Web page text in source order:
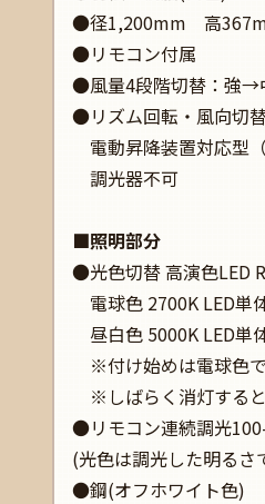
●径1,200mm 高
●リモコン付属
●風量4段階切替：強
●リズム回転・風向切
電動昇降装置対応型
調光器不可
■照明部分
●光色切替 高演色LED
電球色 2700K LED単
昼白色 5000K LED単
※付け始めは電球色
※しばらく消灯する
●リモコン連続調光
(光色は調光した明るさ
●鋼(オフホワイト色)